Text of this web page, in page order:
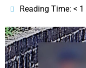
Reading Time: < 1